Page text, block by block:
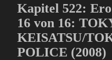
Kapitel 522:
16 von 16:
KEISATSU/
POLICE (2008)